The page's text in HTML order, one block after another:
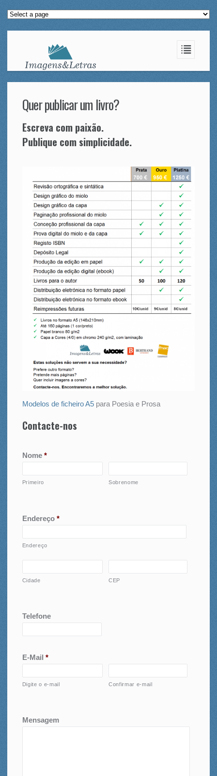
Quer publicar um livro?
Escreva com paixão.
Publique com simplicidade.
Modelos de ficheiro A5para Poesia e Prosa
Contacte-nos
Nome *
Primeiro Sobrenome
Endereço *
Endereço
Cidade CEP
Telefone
E-Mail *
Digite o e-mail Confirmar e-mail
Mensagem